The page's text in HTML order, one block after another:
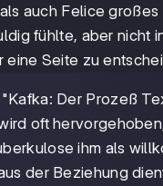
auch Felice großes
fühlte, aber nicht
eine Seite zu
Der Prozeß
oft
ihm als
der Beziehung